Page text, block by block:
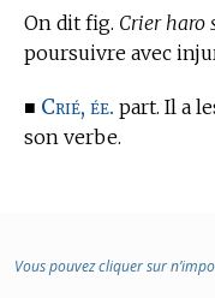
On dit fig. Crier haro
poursuivre avec
■ Crié, ée. part. Il a
son verbe.
Vous pouvez cliquer sur